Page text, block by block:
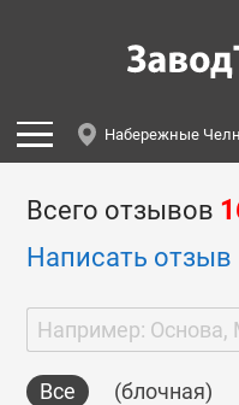
Набережные
Всего отзывов
Написать отзыв
Все (блочная)